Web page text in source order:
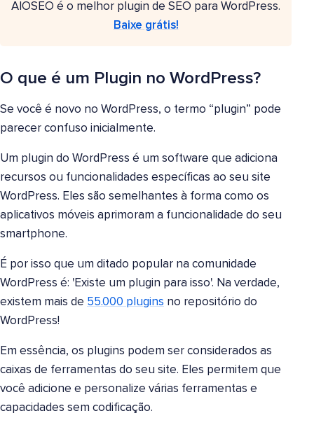
AIOSEO é o melhor plugin de SEO para WordPress.
Baixe grátis!
O que é um Plugin no WordPress?
Se você é novo no WordPress, o termo “plugin” pode
parecer confuso inicialmente.
Um plugin do WordPress é um software que adiciona
recursos ou funcionalidades específicas ao seu site
WordPress. Eles são semelhantes à forma como os
aplicativos móveis aprimoram a funcionalidade do seu
smartphone.
É por isso que um ditado popular na comunidade
WordPress é: 'Existe um plugin para isso'. Na verdade,
existem mais de 55.000 plugins no repositório do
WordPress!
Em essência, os plugins podem ser considerados as
caixas de ferramentas do seu site. Eles permitem que
você adicione e personalize várias ferramentas e
capacidades sem codificação.